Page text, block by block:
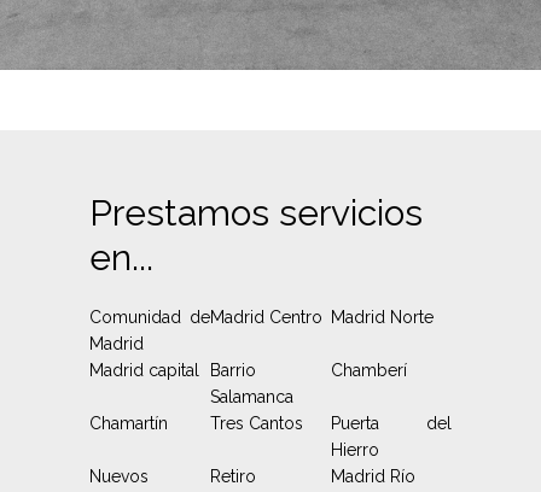
Prestamos servicios
en...
Comunidad de
Madrid
Madrid Centro Madrid Norte
Madrid capital
Barrio
Salamanca
Chamberí
Chamartín Tres Cantos
Puerta del
Hierro
Nuevos
Retiro Madrid Río